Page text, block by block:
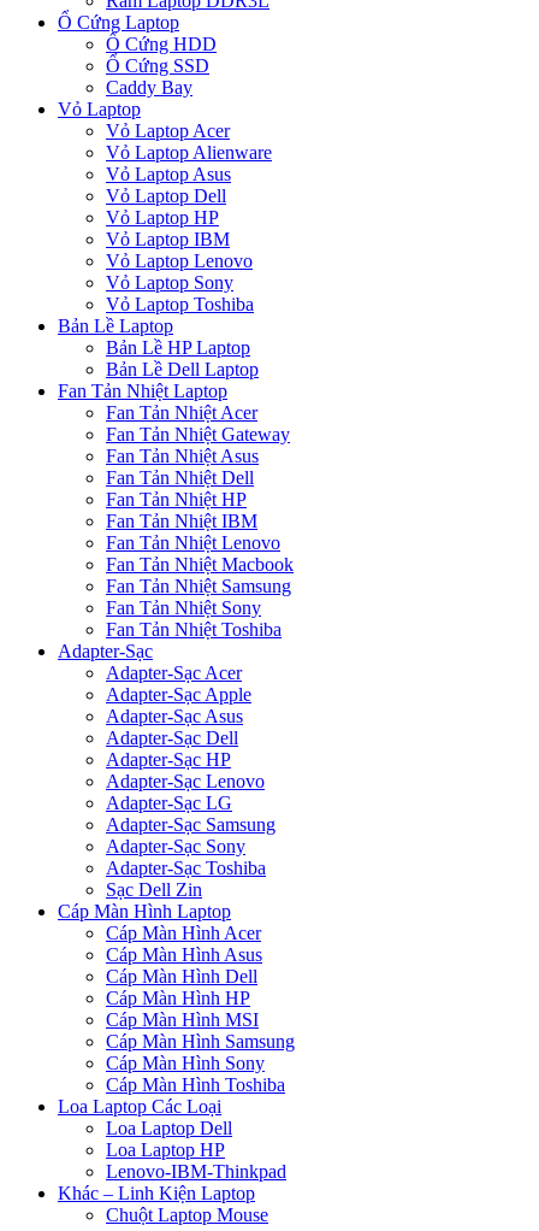
Ổ Cứng Laptop
Ổ Cứng HDD
Ổ Cứng SSD
Caddy Bay
Vỏ Laptop
Vỏ Laptop Acer
Vỏ Laptop Alienware
Vỏ Laptop Asus
Vỏ Laptop Dell
Vỏ Laptop HP
Vỏ Laptop IBM
Vỏ Laptop Lenovo
Vỏ Laptop Sony
Vỏ Laptop Toshiba
Bản Lề Laptop
Bản Lề HP Laptop
Bản Lề Dell Laptop
Fan Tản Nhiệt Laptop
Fan Tản Nhiệt Acer
Fan Tản Nhiệt Gateway
Fan Tản Nhiệt Asus
Fan Tản Nhiệt Dell
Fan Tản Nhiệt HP
Fan Tản Nhiệt IBM
Fan Tản Nhiệt Lenovo
Fan Tản Nhiệt Macbook
Fan Tản Nhiệt Samsung
Fan Tản Nhiệt Sony
Fan Tản Nhiệt Toshiba
Adapter-Sạc
Adapter-Sạc Acer
Adapter-Sạc Apple
Adapter-Sạc Asus
Adapter-Sạc Dell
Adapter-Sạc HP
Adapter-Sạc Lenovo
Adapter-Sạc LG
Adapter-Sạc Samsung
Adapter-Sạc Sony
Adapter-Sạc Toshiba
Sạc Dell Zin
Cáp Màn Hình Laptop
Cáp Màn Hình Acer
Cáp Màn Hình Asus
Cáp Màn Hình Dell
Cáp Màn Hình HP
Cáp Màn Hình MSI
Cáp Màn Hình Samsung
Cáp Màn Hình Sony
Cáp Màn Hình Toshiba
Loa Laptop Các Loại
Loa Laptop Dell
Loa Laptop HP
Lenovo-IBM-Thinkpad
Khác – Linh Kiện Laptop
Chuột Laptop Mouse